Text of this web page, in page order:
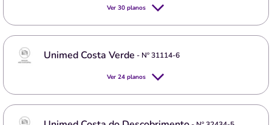
Ver 30 planos
Unimed Costa Verde - Nº31114-6
Ver 24 planos